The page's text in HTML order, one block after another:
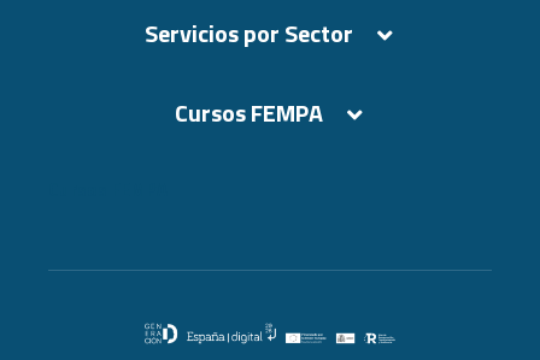
Servicios por Sector
Cursos FEMPA